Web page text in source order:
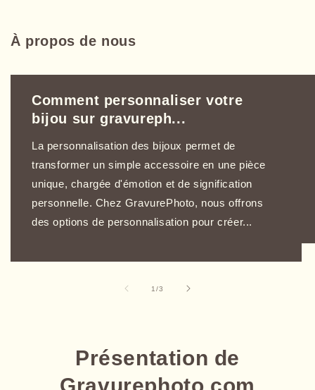
À propos de nous
Comment personnaliser votre
bijou sur gravureph...
La personnalisation des bijoux permet de
transformer un simple accessoire en une pièce
unique, chargée d'émotion et de signification
personnelle. Chez GravurePhoto, nous offrons
des options de personnalisation pour créer...
1/de
3
Présentation de